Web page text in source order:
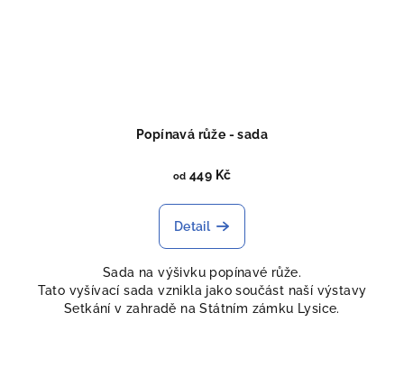
Popínavá růže - sada
od 449 Kč
Detail
Sada na výšivku popínavé růže.
Tato vyšívací sada vznikla jako součást naší výstavy
Setkání v zahradě na Státním zámku Lysice.